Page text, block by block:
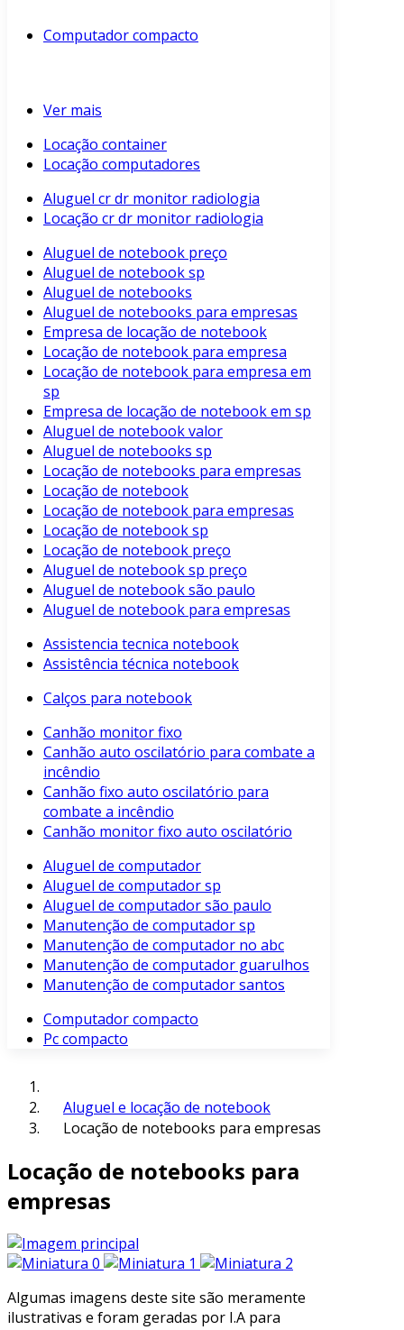
Computador compacto
Ver mais
Locação container
Locação computadores
Aluguel cr dr monitor radiologia
Locação cr dr monitor radiologia
Aluguel de notebook preço
Aluguel de notebook sp
Aluguel de notebooks
Aluguel de notebooks para empresas
Empresa de locação de notebook
Locação de notebook para empresa
Locação de notebook para empresa em
sp
Empresa de locação de notebook em sp
Aluguel de notebook valor
Aluguel de notebooks sp
Locação de notebooks para empresas
Locação de notebook
Locação de notebook para empresas
Locação de notebook sp
Locação de notebook preço
Aluguel de notebook sp preço
Aluguel de notebook são paulo
Aluguel de notebook para empresas
Assistencia tecnica notebook
Assistência técnica notebook
Calços para notebook
Canhão monitor fixo
Canhão auto oscilatório para combate a
incêndio
Canhão fixo auto oscilatório para
combate a incêndio
Canhão monitor fixo auto oscilatório
Aluguel de computador
Aluguel de computador sp
Aluguel de computador são paulo
Manutenção de computador sp
Manutenção de computador no abc
Manutenção de computador guarulhos
Manutenção de computador santos
Computador compacto
Pc compacto
Aluguel e locação de notebook
Locação de notebooks para empresas
Locação de notebooks para
empresas
Algumas imagens deste site são meramente
ilustrativas e foram geradas por I.A para